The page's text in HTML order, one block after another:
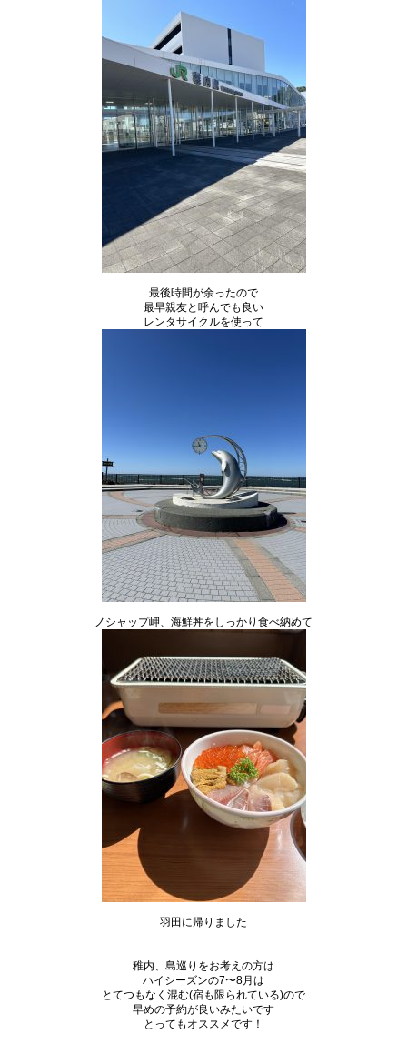
最後時間が余ったので
最早親友と呼んでも良い
レンタサイクルを使って
ノシャップ岬、海鮮丼をしっかり食べ納めて
羽田に帰りました
稚内、島巡りをお考えの方は
ハイシーズンの7〜8月は
とてつもなく混む(宿も限られている)ので
早めの予約が良いみたいです
とってもオススメです！